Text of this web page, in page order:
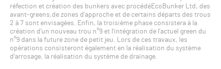
réfection et création des bunkers avec procédéEcoBunker Ltd, des
avant-greens,de zones d’approche et de certains départs des trous
2 à 7 sont envisagées. Enfin, la troisième phase consistera à la
création d’un nouveau trou n°9 et l’intégration de l’actuel green du
n°9 dans la future zone de petit jeu. Lors de ces travaux, les
opérations consisteront également en la réalisation du système
d’arrosage, la réalisation du système de drainage.